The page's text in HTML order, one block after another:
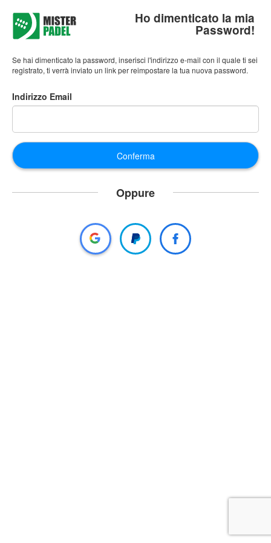
Ho dimenticato la mia
Password!
Se hai dimenticato la password, inserisci l'indirizzo e-mail con il quale ti sei
registrato, ti verrà inviato un link per reimpostare la tua nuova password.
Indirizzo Email
Conferma
Oppure